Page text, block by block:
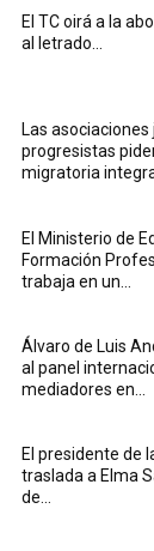
El TC oirá a la
al letrado...
Las
progresistas
migratoria
El Ministerio de
Formación
trabaja en un...
Álvaro de Luis
al panel
mediadores en...
El presidente de
traslada a Elma
de...